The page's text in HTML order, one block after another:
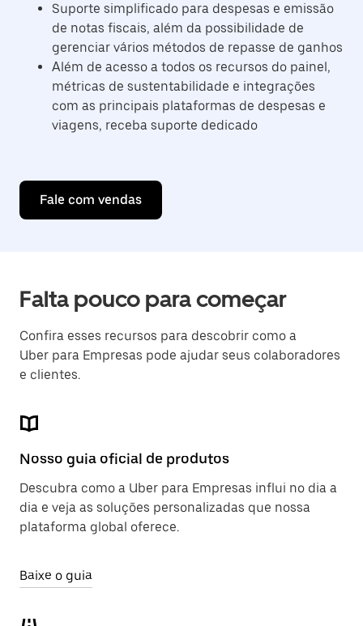
Suporte simplificado para despesas e emissão
de notas fiscais, além da possibilidade de
gerenciar vários métodos de repasse de ganhos
Além de acesso a todos os recursos do painel,
métricas de sustentabilidade e integrações
com as principais plataformas de despesas e
viagens, receba suporte dedicado
Fale com vendas
Falta pouco para começar
Confira esses recursos para descobrir como a
Uber para Empresas pode ajudar seus colaboradores
e clientes.
Nosso guia oficial de produtos
Descubra como a Uber para Empresas influi no dia a
dia e veja as soluções personalizadas que nossa
plataforma global oferece.
Baixe o guia